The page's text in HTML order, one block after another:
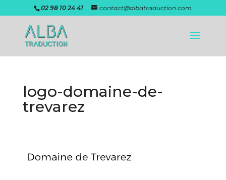
02 98 10 24 41 contact@albatraduction.com
logo-domaine-de-
trevarez